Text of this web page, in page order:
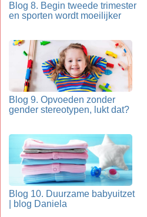
Blog 8. Begin tweede trimester
en sporten wordt moeilijker
Blog 9. Opvoeden zonder
gender stereotypen, lukt dat?
Blog 10. Duurzame babyuitzet
| blog Daniela